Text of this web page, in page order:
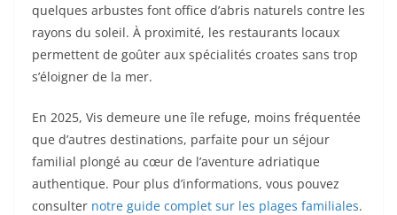
quelques arbustes font office d’abris naturels contre les
rayons du soleil. À proximité, les restaurants locaux
permettent de goûter aux spécialités croates sans trop
s’éloigner de la mer.
En 2025, Vis demeure une île refuge, moins fréquentée
que d’autres destinations, parfaite pour un séjour
familial plongé au cœur de l’aventure adriatique
authentique. Pour plus d’informations, vous pouvez
consulter notre guide complet sur les plages familiales.